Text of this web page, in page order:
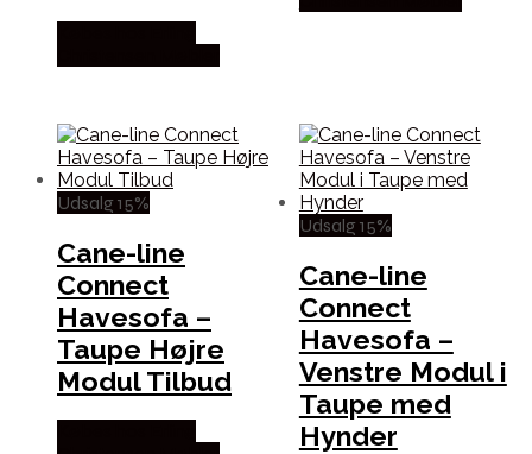
Udsalg 15%
Cane-line
Connect
Havesofa –
Taupe Højre
Modul Tilbud
Udsalg 15%
Cane-line
Connect
Havesofa –
Venstre Modul i
Taupe med
Hynder